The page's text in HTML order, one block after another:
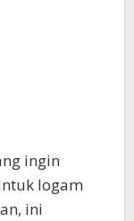
ingin
logam
ini